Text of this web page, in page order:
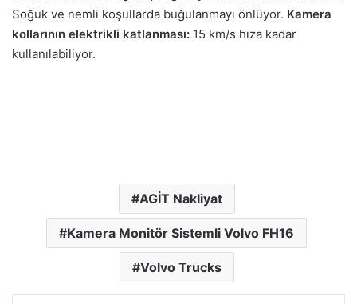
Soğuk ve nemli koşullarda buğulanmayı önlüyor. Kamera
kollarının elektrikli katlanması: 15 km/s hıza kadar
kullanılabiliyor.
AGİT Nakliyat
Kamera Monitör Sistemli Volvo FH16
Volvo Trucks